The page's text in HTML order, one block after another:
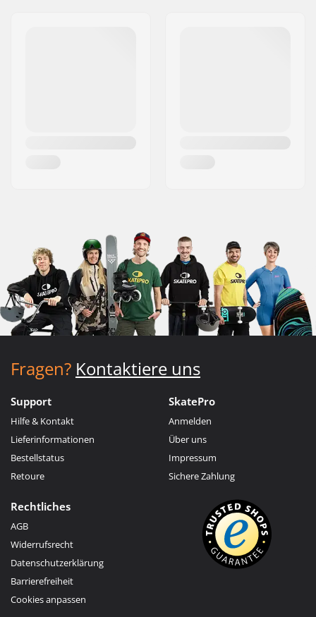
Fragen? Kontaktiere uns
Support
Hilfe & Kontakt
Lieferinformationen
Bestellstatus
Retoure
SkatePro
Anmelden
Über uns
Impressum
Sichere Zahlung
Rechtliches
AGB
Widerrufsrecht
Datenschutzerklärung
Barrierefreiheit
Cookies anpassen